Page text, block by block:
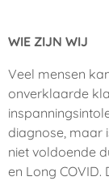
WIE ZIJN WIJ
Veel mensen
onverklaarde
diagnose, maar
niet voldoende
en Long COVID.